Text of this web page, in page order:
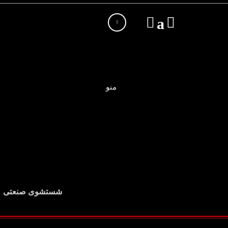
شستشوی صنعتی
منو